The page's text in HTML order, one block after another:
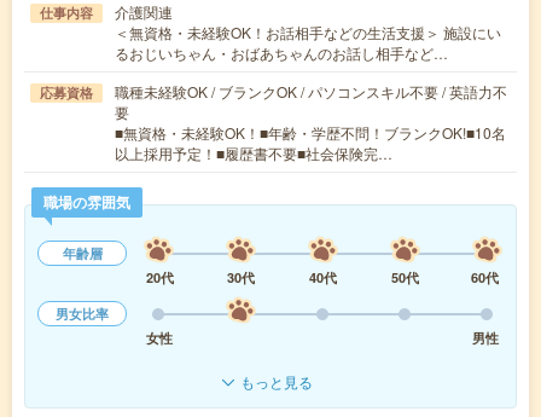
仕事内容
介護関連
＜無資格・未経験OK！お話相手などの生活支援＞ 施設にい
るおじいちゃん・おばあちゃんのお話し相手など…
応募資格
職種未経験OK / ブランクOK / パソコンスキル不要 / 英語力不
要
■無資格・未経験OK！■年齢・学歴不問！ブランクOK!■10名
以上採用予定！■履歴書不要■社会保険完…
職場の雰囲気
年齢層
20代
30代 40代 50代
60代
男女比率
女性
男性
もっと見る